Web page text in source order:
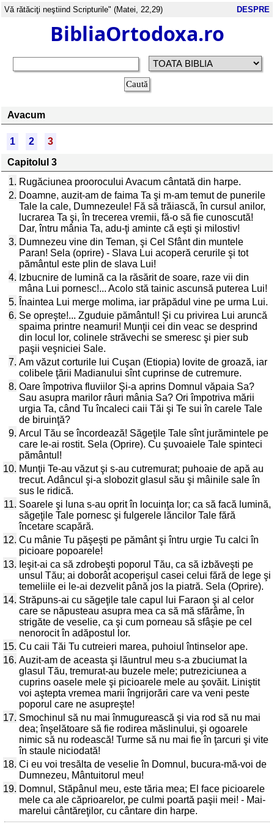
Vă rătăciţi neştiind Scripturile" (Matei, 22,29) DESPRE
BibliaOrtodoxa.ro
Avacum
1 2
3
Capitolul 3
1. Rugăciunea proorocului Avacum cântată din harpe.
2. Doamne, auzit-am de faima Ta şi m-am temut de punerile
Tale la cale, Dumnezeule! Fă să trăiască, în cursul anilor,
lucrarea Ta şi, în trecerea vremii, fă-o să fie cunoscută!
Dar, întru mânia Ta, adu-ţi aminte că eşti şi milostiv!
3. Dumnezeu vine din Teman, şi Cel Sfânt din muntele
Paran! Sela (oprire) - Slava Lui acoperă cerurile şi tot
pământul este plin de slava Lui!
4. Izbucnire de lumină ca la răsărit de soare, raze vii din
mâna Lui pornesc!... Acolo stă tainic ascunsă puterea Lui!
5. Înaintea Lui merge molima, iar prăpădul vine pe urma Lui.
6. Se opreşte!... Zguduie pământul! Şi cu privirea Lui aruncă
spaima printre neamuri! Munţii cei din veac se desprind
din locul lor, colinele străvechi se smeresc şi pier sub
paşii veşniciei Sale.
7. Am văzut corturile lui Cuşan (Etiopia) lovite de groază, iar
colibele ţării Madianului sînt cuprinse de cutremure.
8. Oare împotriva fluviilor Şi-a aprins Domnul văpaia Sa?
Sau asupra marilor râuri mânia Sa? Ori împotriva mării
urgia Ta, când Tu încaleci caii Tăi şi Te sui în carele Tale
de biruinţă?
9. Arcul Tău se încordează! Săgeţile Tale sînt jurămintele pe
care le-ai rostit. Sela (Oprire). Cu şuvoaiele Tale spinteci
pământul!
10. Munţii Te-au văzut şi s-au cutremurat; puhoaie de apă au
trecut. Adâncul şi-a slobozit glasul său şi mâinile sale în
sus le ridică.
11. Soarele şi luna s-au oprit în locuinţa lor; ca să facă lumină,
săgeţile Tale pornesc şi fulgerele lăncilor Tale fără
încetare scapără.
12. Cu mânie Tu păşeşti pe pământ şi întru urgie Tu calci în
picioare popoarele!
13. Ieşit-ai ca să zdrobeşti poporul Tău, ca să izbăveşti pe
unsul Tău; ai doborât acoperişul casei celui fără de lege şi
temeliile ei le-ai dezvelit până jos la piatră. Sela (Oprire).
14. Străpuns-ai cu săgeţile tale capul lui Faraon şi al celor
care se năpusteau asupra mea ca să mă sfărâme, în
strigăte de veselie, ca şi cum porneau să sfâşie pe cel
nenorocit în adăpostul lor.
15. Cu caii Tăi Tu cutreieri marea, puhoiul întinselor ape.
16. Auzit-am de aceasta şi lăuntrul meu s-a zbuciumat la
glasul Tău, tremurat-au buzele mele; putreziciunea a
cuprins oasele mele şi picioarele mele au şovăit. Liniştit
voi aştepta vremea marii îngrijorări care va veni peste
poporul care ne asupreşte!
17. Smochinul să nu mai înmugurească şi via rod să nu mai
dea; înşelătoare să fie rodirea măslinului, şi ogoarele
nimic să nu rodească! Turme să nu mai fie în ţarcuri şi vite
în staule niciodată!
18. Ci eu voi tresălta de veselie în Domnul, bucura-mă-voi de
Dumnezeu, Mântuitorul meu!
19. Domnul, Stăpânul meu, este tăria mea; El face picioarele
mele ca ale căprioarelor, pe culmi poartă paşii mei! - Mai-
marelui cântăreţilor, cu cântare din harpe.